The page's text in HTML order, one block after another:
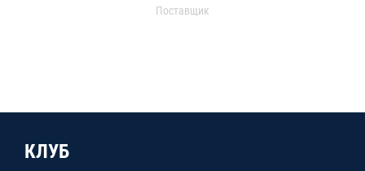
Поставщик
КЛУБ